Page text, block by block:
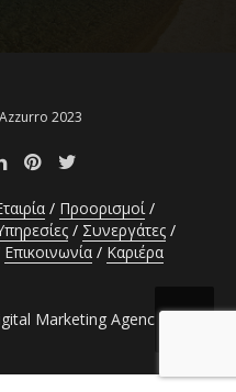
2023
Προορισμοί
Συνεργάτες
Επικοινωνία Καριέρα
Marketing Agency